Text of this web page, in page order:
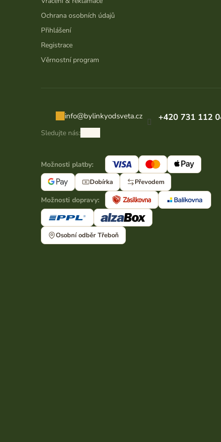
info@bylinkyodsveta.cz +420 731 112
Sledujte nás:
Ochrana osobních údajů
Přihlášení
Registrace
Věrnostní program
Možnosti platby:
Dobírka Převodem
Možnosti dopravy:
Osobní odběr Třeboň